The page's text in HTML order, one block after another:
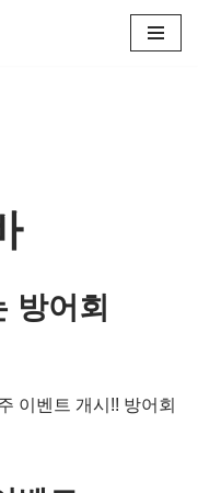
방어회
이벤트 개시!! 방어회